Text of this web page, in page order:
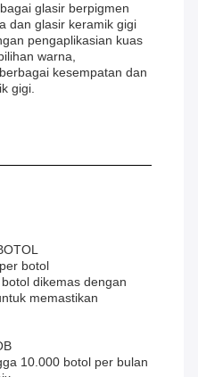
glasir berpigmen
dan glasir keramik gigi
pengaplikasian kuas
warna,
kesempatan dan
gigi.
botol
dikemas dengan
memastikan
10.000 botol per bulan